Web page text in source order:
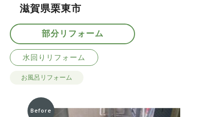
滋賀県栗東市
部分リフォーム
水回りリフォーム
お風呂リフォーム
Before